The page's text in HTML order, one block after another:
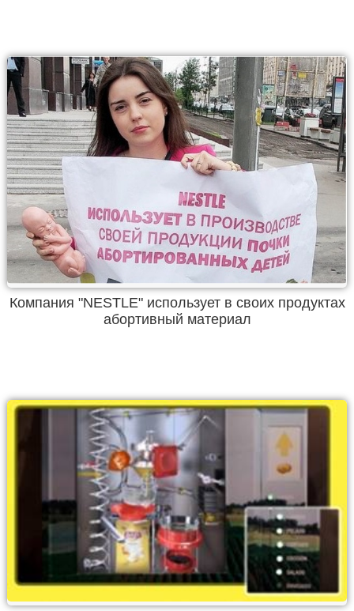
Компания "NESTLE" использует в своих продуктах
абортивный материал